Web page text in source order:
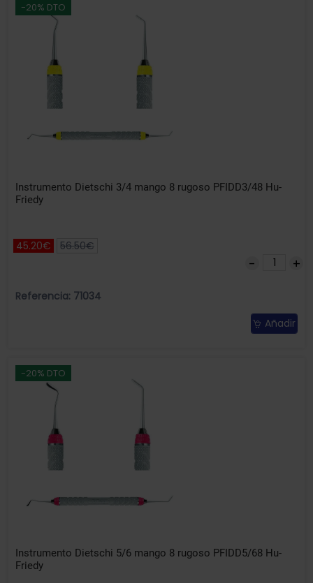
-20% DTO
Instrumento Dietschi 3/4 mango 8 rugoso PFIDD3/48 Hu-
Friedy
45.20€ 56.50€
Referencia: 71034
Añadir
-20% DTO
Instrumento Dietschi 5/6 mango 8 rugoso PFIDD5/68 Hu-
Friedy